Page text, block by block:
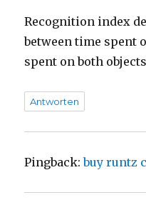
Recognition index
between time spent
spent on both
Antworten
Pingback:buy runtz